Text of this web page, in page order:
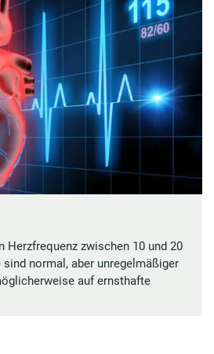
Herzfrequenz zwischen 10 und 20
normal, aber unregelmäßiger
auf ernsthafte